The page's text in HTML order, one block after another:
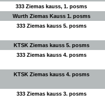
333 Ziemas kauss, 1. posms
Wurth Ziemas Kauss 1. posms
333 Ziemas kauss 5. posms
KTSK Ziemas kauss 5. posms
333 Ziemas kauss 4. posms
KTSK Ziemas kauss 4. posms
333 Ziemas kauss 3. posms